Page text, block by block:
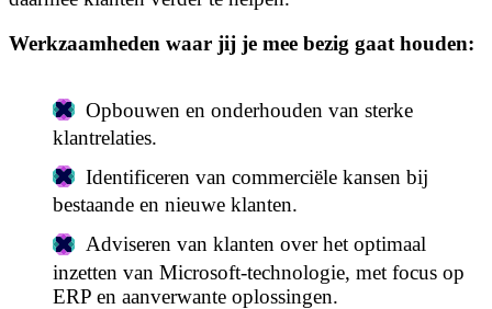
Werkzaamheden waar jij je mee bezig gaat houden:
Opbouwen en onderhouden van sterke
klantrelaties.
Identificeren van commerciële kansen bij
bestaande en nieuwe klanten.
Adviseren van klanten over het optimaal
inzetten van Microsoft-technologie, met focus op
ERP en aanverwante oplossingen.